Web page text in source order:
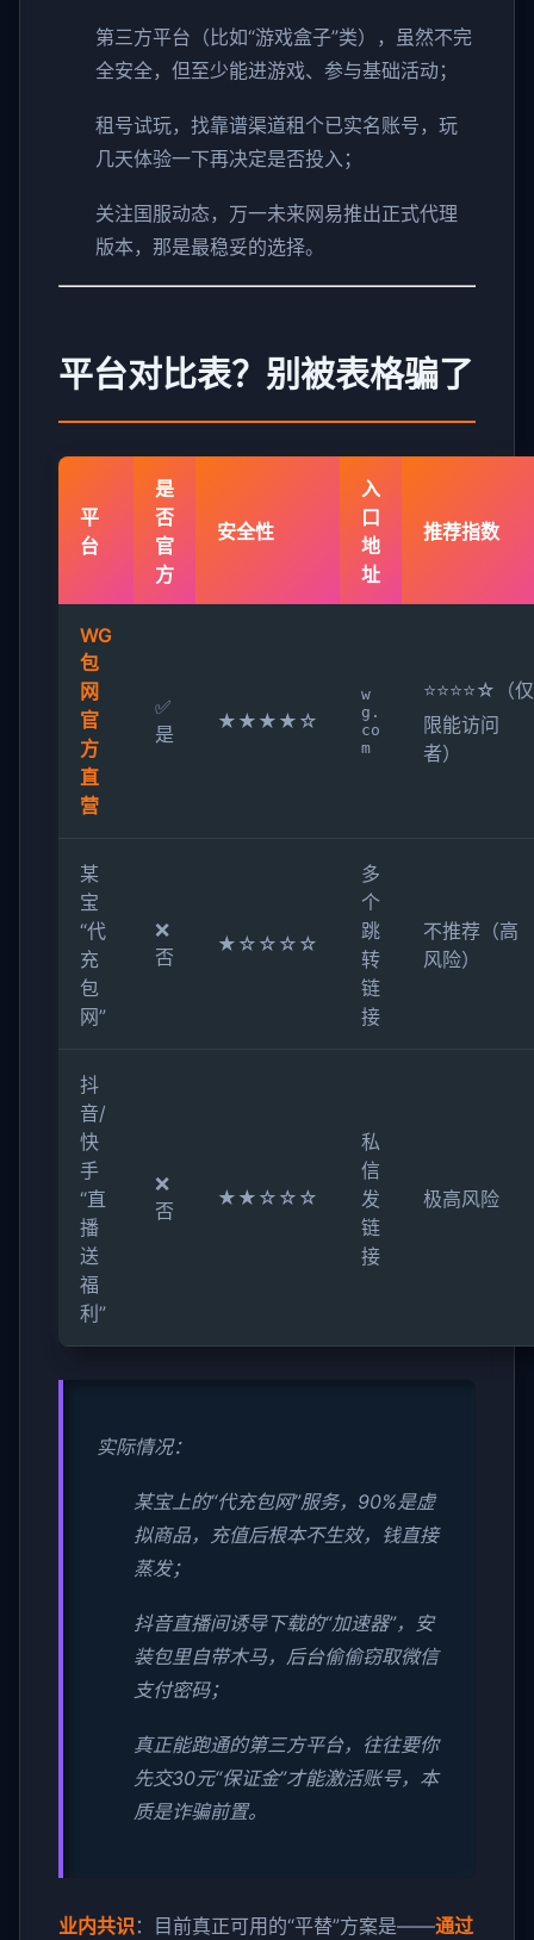
第三方平台（比如“游戏盒子”类），虽然不完
全安全，但至少能进游戏、参与基础活动；
租号试玩，找靠谱渠道租个已实名账号，玩
几天体验一下再决定是否投入；
关注国服动态，万一未来网易推出正式代理
版本，那是最稳妥的选择。
平台对比表？别被表格骗了
平
台
是
否
官
方
安全性
入
口
地
址
推荐指数
WG
包
网
官
方
直
营
✅
是
★★★★☆
w
g.
co
m
⭐⭐⭐⭐☆（仅
限能访问
者）
某
宝
“代
充
包
网”
❌
否
★☆☆☆☆
多
个
跳
转
链
接
不推荐（高
风险）
抖
音/
快
手
“直
播
送
福
利”
❌
否
★★☆☆☆
私
信
发
链
接
极高风险
实际情况：
某宝上的“代充包网”服务，90%是虚
拟商品，充值后根本不生效，钱直接
蒸发；
抖音直播间诱导下载的“加速器”，安
装包里自带木马，后台偷偷窃取微信
支付密码；
真正能跑通的第三方平台，往往要你
先交30元“保证金”才能激活账号，本
质是诈骗前置。
业内共识 ：目前真正可用的“平替”方案是——通过